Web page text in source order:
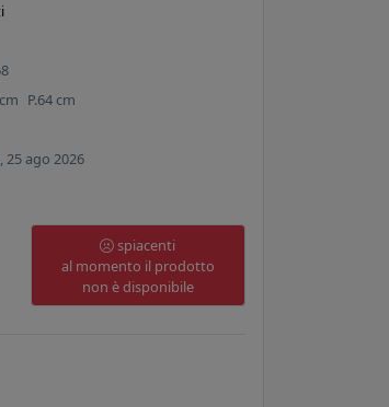
cm P.64 cm
ago 2026
spiacenti
al momento il prodotto
non è disponibile